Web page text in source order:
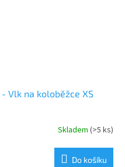
Vlk na koloběžce XS
Skladem(>5 ks)
Do košíku